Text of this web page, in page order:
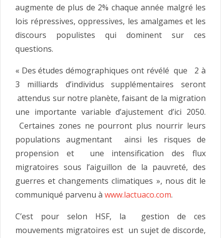
augmente de plus de 2% chaque année malgré les
lois répressives, oppressives, les amalgames et les
discours populistes qui dominent sur ces
questions.
« Des études démographiques ont révélé que 2 à
3 milliards d’individus supplémentaires seront
attendus sur notre planète, faisant de la migration
une importante variable d’ajustement d’ici 2050.
Certaines zones ne pourront plus nourrir leurs
populations augmentant ainsi les risques de
propension et une intensification des flux
migratoires sous l’aiguillon de la pauvreté, des
guerres et changements climatiques », nous dit le
communiqué parvenu à www.lactuaco.com.
C’est pour selon HSF, la gestion de ces
mouvements migratoires est un sujet de discorde,